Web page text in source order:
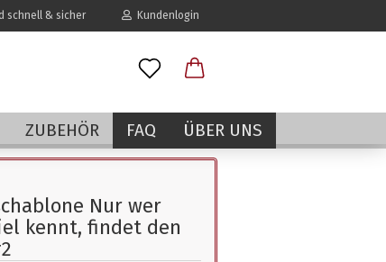
schnell & sicher Kundenlogin
ZUBEHÖR FAQ ÜBER UNS
Nur wer
kennt, findet den